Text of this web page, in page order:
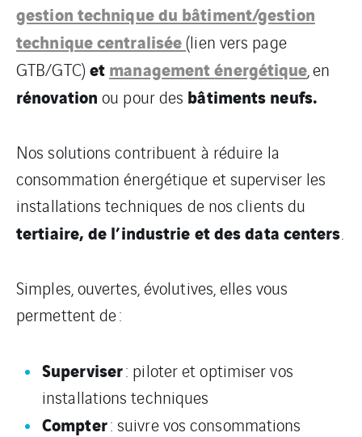
gestion technique du bâtiment/gestion
technique centralisée(lien vers page
GTB/GTC) etmanagementénergétique, en
rénovation ou pour des bâtiments neufs.
Nos solutions contribuent à réduire la
consommation énergétique et superviser les
installations techniques de nos clients du
tertiaire, de l’industrie et des data centers.
Simples, ouvertes, évolutives, elles vous
permettent de :
Superviser: piloter et optimiser vos
installations techniques
Compter: suivre vos consommations